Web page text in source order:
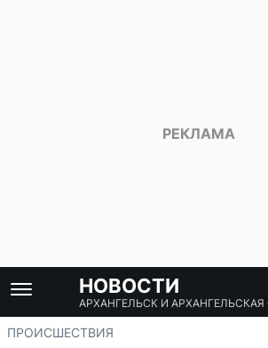
НОВОСТИ
АРХАНГЕЛЬСК И
ПРОИСШЕСТВИЯ